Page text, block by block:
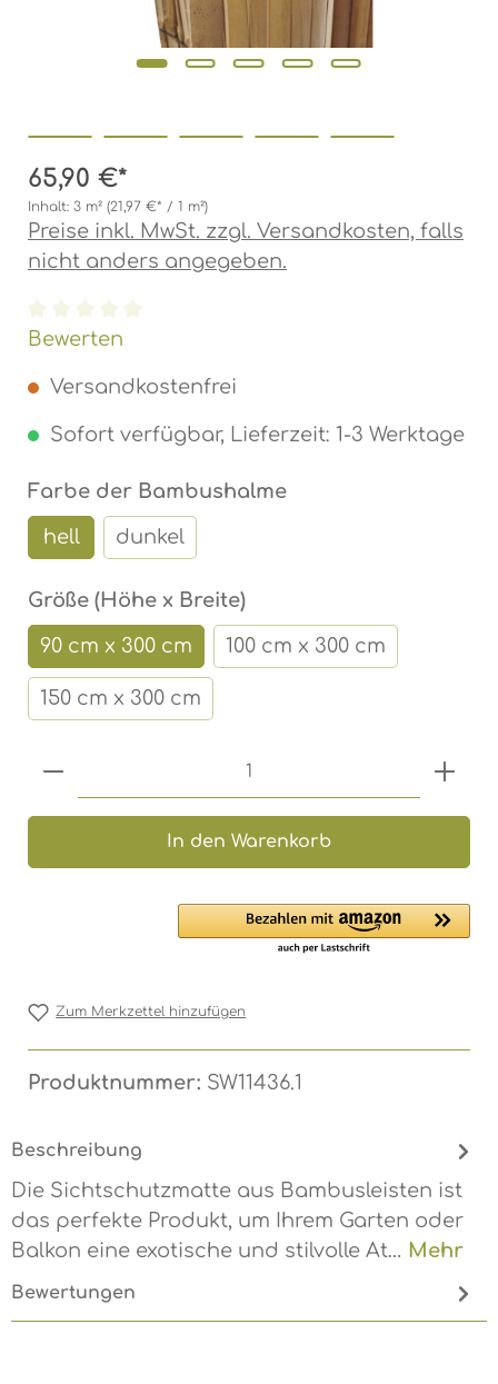
65,90 €*
Inhalt: 3 m² (21,97 €* / 1 m²)
Preise inkl. MwSt. zzgl. Versandkosten, falls
nicht anders angegeben.
Durchschnittliche Bewertung von 0 von 5
Bewerten
Versandkostenfrei
Sofort verfügbar, Lieferzeit: 1-3 Werktage
Farbe der Bambushalmeauswählen
hell dunkel
Größe (Höhe x Breite)auswählen
90 cm x 300 cm 100 cm x 300 cm
150 cm x 300 cm
Produkt Anzahl: Gib den
In den Warenkorb
Zum Merkzettel hinzufügen
Produktnummer: SW11436.1
Beschreibung
Die Sichtschutzmatte aus Bambusleisten ist
das perfekte Produkt, um Ihrem Garten oder
Balkon eine exotische und stilvolle At… Mehr
Bewertungen